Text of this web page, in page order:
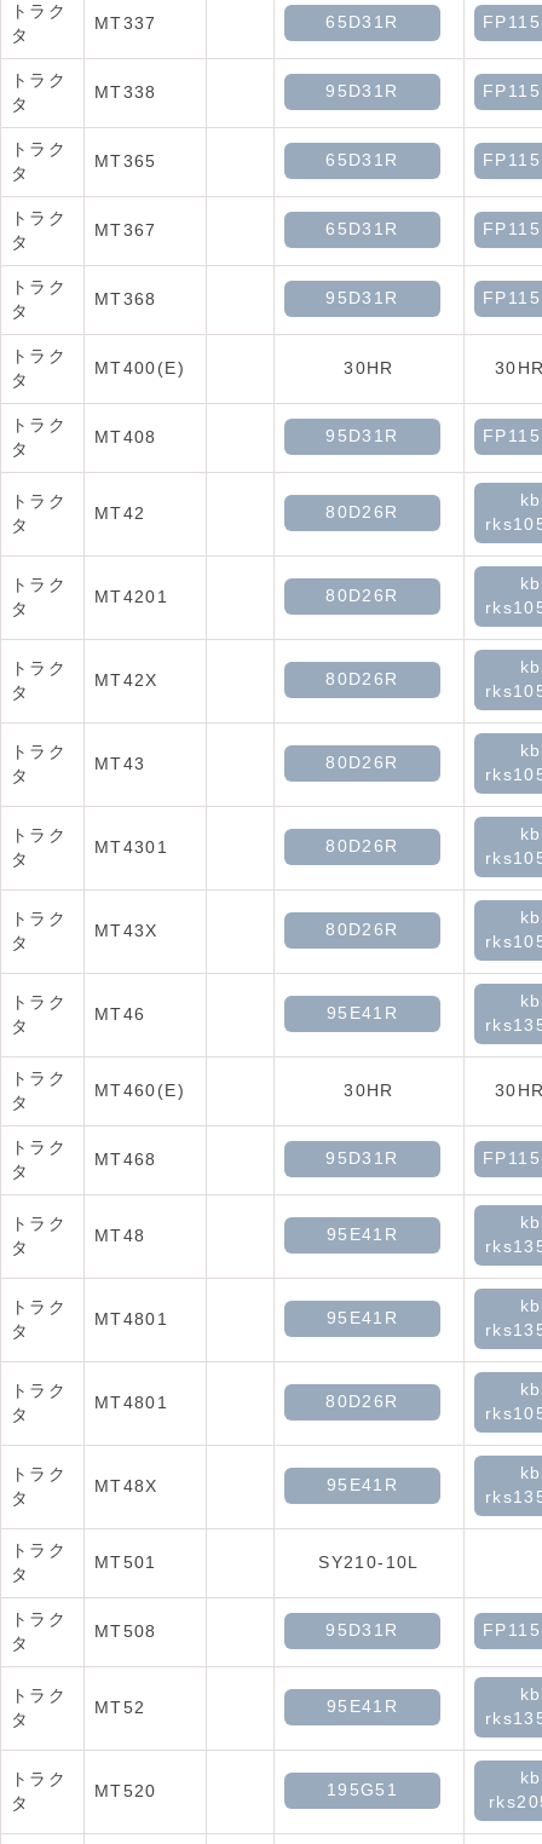
トラク
タ
MT337 65D31R
トラク
タ
MT338 95D31R
トラク
タ
MT365 65D31R
トラク
タ
MT367 65D31R
トラク
タ
MT368 95D31R
トラク
タ
MT400(E) 30HR
トラク
タ
MT408 95D31R
トラク
タ
MT42 80D26R
トラク
タ
MT4201 80D26R
トラク
タ
MT42X 80D26R
トラク
タ
MT43 80D26R
トラク
タ
MT4301 80D26R
トラク
タ
MT43X 80D26R
トラク
タ
MT46 95E41R
トラク
タ
MT460(E) 30HR
トラク
タ
MT468 95D31R
トラク
タ
MT48 95E41R
トラク
タ
MT4801 95E41R
トラク
タ
MT4801 80D26R
トラク
タ
MT48X 95E41R
トラク
タ
MT501 SY210-10L
トラク
タ
MT508 95D31R
トラク
タ
MT52 95E41R
トラク
タ
MT520 195G51